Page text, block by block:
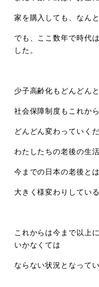
家を購入しても、なん
でも、ここ数年で時代
した。
少子高齢化もどんどんと
社会保障制度もこれから
どんどん変わっていくだ
わたしたちの老後の生
今までの日本の老後とは
大きく様変わりしてい
これからは今まで以上
いかなくては
ならない状況となってい